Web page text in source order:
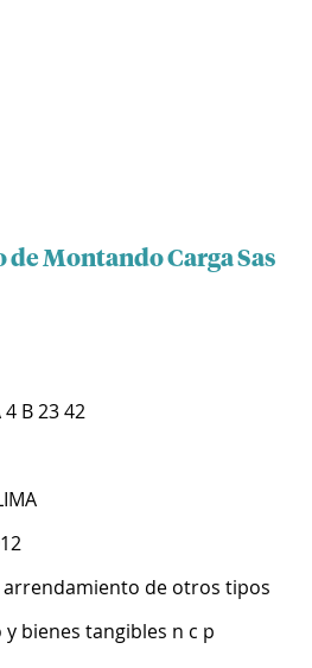
de Montando Carga Sas
4 B 23 42
arrendamiento de otros tipos
bienes tangibles n c p